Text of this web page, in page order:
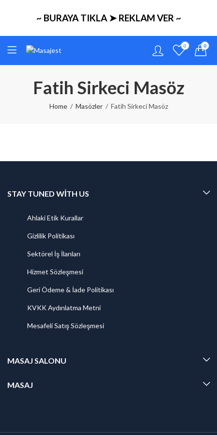
~ BURAYA TIKLA ➤ REKLAM VER ~
0 0
Fatih Sirkeci Masöz
Home Masözler Fatih Sirkeci Masöz
STAY TUNED WITH US
Ahlaki Etik Kurallar
Gizlilik Politikası
Sektörel İş İlanları
Hizmet Sözleşmesi
Geri Ödeme & İade Politikası
KVKK Aydınlatma Metni
Mesafeli Satış Sözleşmesi
MASAJ SALONU
MASAJ